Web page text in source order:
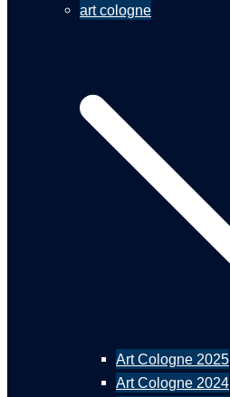
art cologne
Art Cologne 2025
Art Cologne 2024